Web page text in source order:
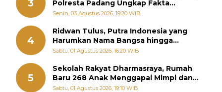
3
Polresta Padang Ungkap Fakta
Sebenarnya
Senin, 03 Agustus 2026, 19:20 WIB
4
Ridwan Tulus, Putra Indonesia yang
Harumkan Nama Bangsa hingga
Diabadikan dalam Buku Jepang
Sabtu, 01 Agustus 2026, 16:20 WIB
5
Sekolah Rakyat Dharmasraya, Rumah
Baru 268 Anak Menggapai Mimpi dan
Memutus Rantai Kemiskinan
Sabtu, 01 Agustus 2026, 19:10 WIB